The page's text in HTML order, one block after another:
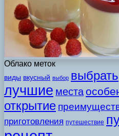
Облако меток
виды вкусный выбор выбрать
лучшие места
открытие
приготовления путешествие